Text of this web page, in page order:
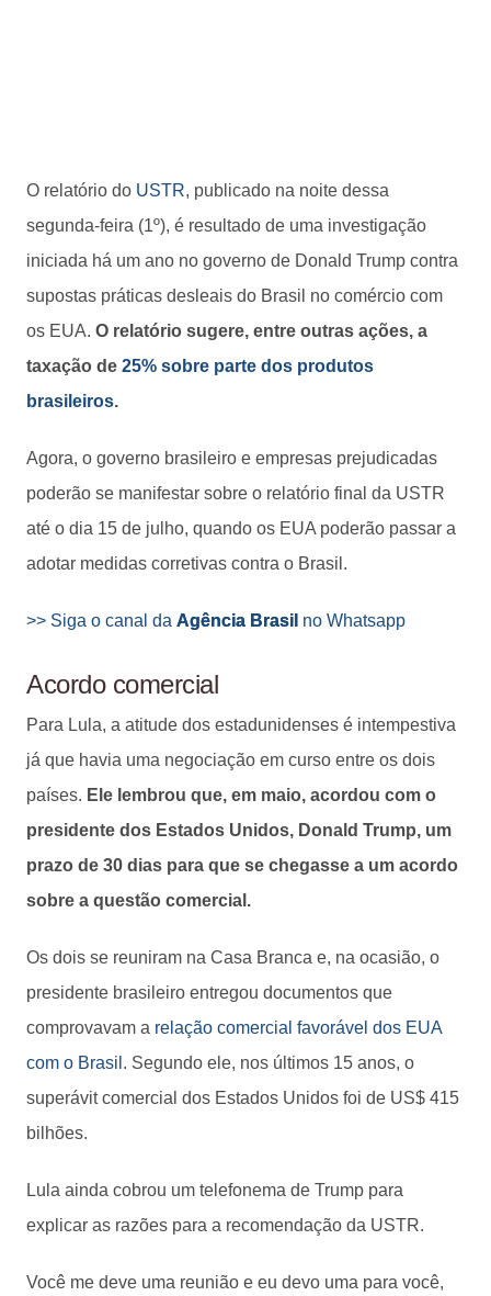
O relatório do USTR, publicado na noite dessa
segunda-feira (1º), é resultado de uma investigação
iniciada há um ano no governo de Donald Trump contra
supostas práticas desleais do Brasil no comércio com
os EUA. O relatório sugere, entre outras ações, a
taxação de 25% sobre parte dos produtos
brasileiros.
Agora, o governo brasileiro e empresas prejudicadas
poderão se manifestar sobre o relatório final da USTR
até o dia 15 de julho, quando os EUA poderão passar a
adotar medidas corretivas contra o Brasil.
>> Siga o canal da Agência Brasil no Whatsapp
Acordo comercial
Para Lula, a atitude dos estadunidenses é intempestiva
já que havia uma negociação em curso entre os dois
países. Ele lembrou que, em maio, acordou com o
presidente dos Estados Unidos, Donald Trump, um
prazo de 30 dias para que se chegasse a um acordo
sobre a questão comercial.
Os dois se reuniram na Casa Branca e, na ocasião, o
presidente brasileiro entregou documentos que
comprovavam a relação comercial favorável dos EUA
com o Brasil . Segundo ele, nos últimos 15 anos, o
superávit comercial dos Estados Unidos foi de US$ 415
bilhões.
Lula ainda cobrou um telefonema de Trump para
explicar as razões para a recomendação da USTR.
Você me deve uma reunião e eu devo uma para você,